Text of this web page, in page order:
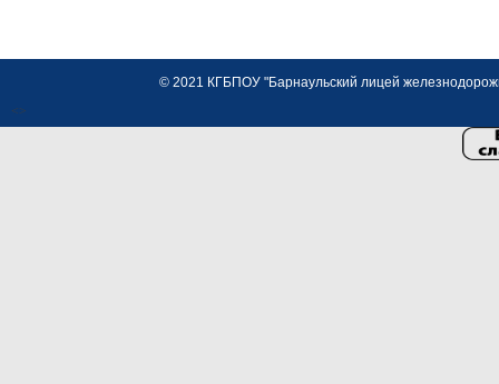
© 2021 КГБПОУ "Барнаульский лицей
<>